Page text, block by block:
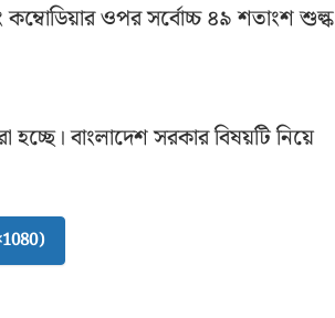
ওপর সর্বোচ্চ ৪৯ শতাংশ শুল্ক
বাংলাদেশ সরকার বিষয়টি নিয়ে